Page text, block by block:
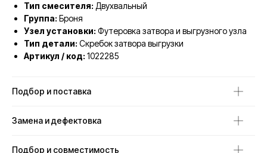
Тип смесителя: Двухвальный
Группа: Броня
Узел установки: Футеровка затвора и выгрузного узла
Тип детали: Скребок затвора выгрузки
Артикул / код: 1022285
Подбор и поставка
Замена и дефектовка
Подбор и совместимость